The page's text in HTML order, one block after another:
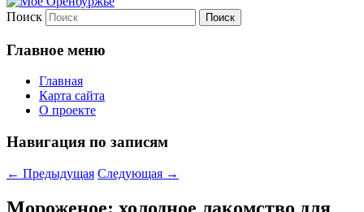
Поиск
Главное меню
Главная
Карта сайта
О проекте
Навигация по записям
← Предыдущая Следующая →
Мороженое: холодное лакомство для